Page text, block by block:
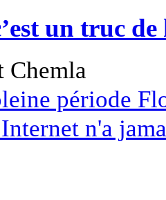
un truc de
Chemla
période
n'a